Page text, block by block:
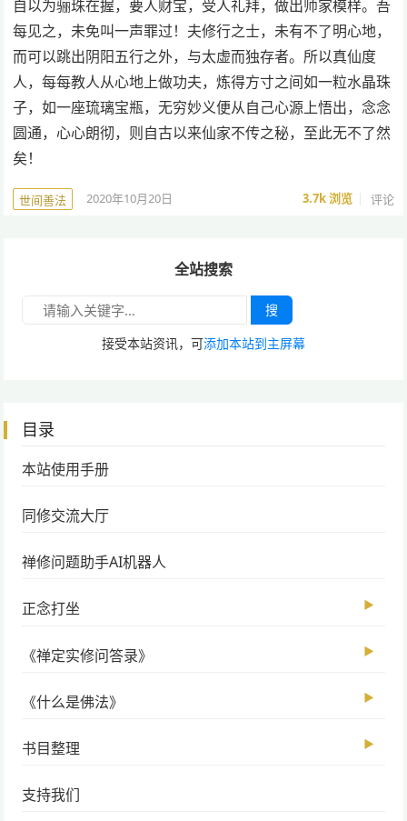
自以为骊珠在握，要人财宝，受人礼拜，做出师家模样。吾
每见之，未免叫一声罪过！夫修行之士，未有不了明心地，
而可以跳出阴阳五行之外，与太虚而独存者。所以真仙度
人，每每教人从心地上做功夫，炼得方寸之间如一粒水晶珠
子，如一座琉璃宝瓶，无穷妙义便从自己心源上悟出，念念
圆通，心心朗彻，则自古以来仙家不传之秘，至此无不了然
矣！
世间善法 2020年10月20日 3.7k浏览 评论
全站搜索
搜
接受本站资讯，可添加本站到主屏幕
目录
本站使用手册
同修交流大厅
禅修问题助手AI机器人
正念打坐 ▶
《禅定实修问答录》 ▶
《什么是佛法》 ▶
书目整理 ▶
支持我们